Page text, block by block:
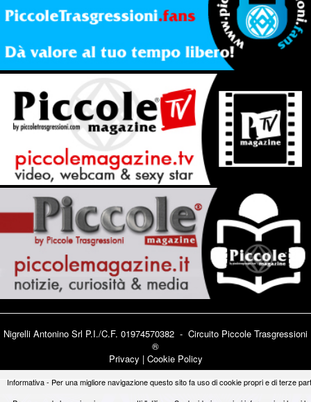
Nigrelli Antonino Srl P.I./C.F. 01974570382 - Circuito Piccole Trasgressioni
®
Privacy | Cookie Policy
Informativa - Per una migliore navigazione questo sito fa uso di cookie propri e di terze